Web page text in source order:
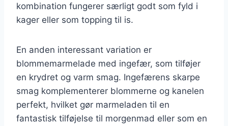
kombination fungerer særligt godt som fyld i
kager eller som topping til is.
En anden interessant variation er
blommemarmelade med ingefær, som tilføjer
en krydret og varm smag. Ingefærens skarpe
smag komplementerer blommerne og kanelen
perfekt, hvilket gør marmeladen til en
fantastisk tilføjelse til morgenmad eller som en